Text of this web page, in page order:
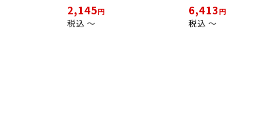
2,145
税込 〜
6,413
税込 〜